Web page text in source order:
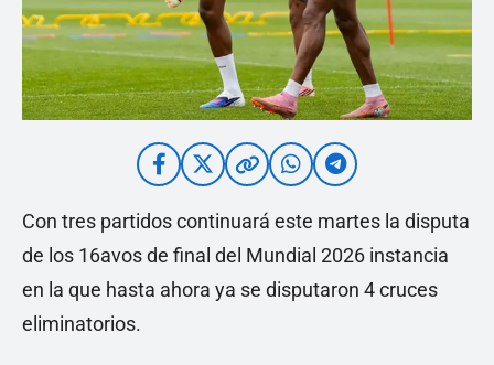
Con tres partidos continuará este martes la disputa
de los 16avos de final del Mundial 2026 instancia
en la que hasta ahora ya se disputaron 4 cruces
eliminatorios.